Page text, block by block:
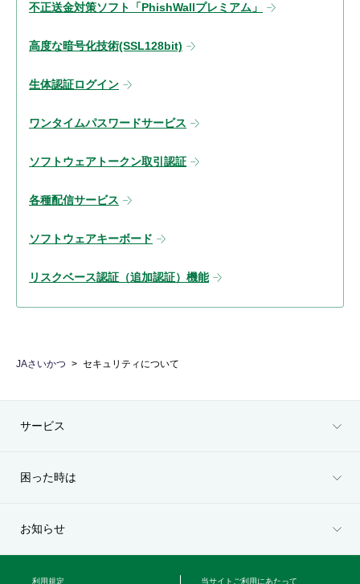
不正送金対策ソフト「PhishWallプレミアム」
高度な暗号化技術(SSL128bit)
生体認証ログイン
ワンタイムパスワードサービス
ソフトウェアトークン取引認証
各種配信サービス
ソフトウェアキーボード
リスクベース認証（追加認証）機能
JAさいかつ セキュリティについて
サービス
困った時は
お知らせ
利用規定 当サイトご利用にあたって